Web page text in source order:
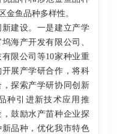
金鱼品种多样性。
建设。一是建立产学
海产开发有限公司、
限公司等10家种业重
展产学研合作，将科
探索产学研协同创新
种引进新技术应用推
鼓励水产苗种企业探
品种，优化我市特色